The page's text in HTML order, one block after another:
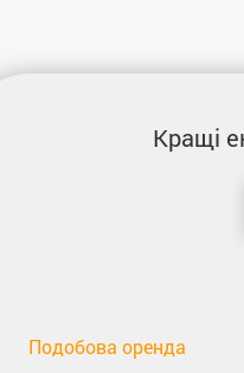
Кращі
Подобова оренда